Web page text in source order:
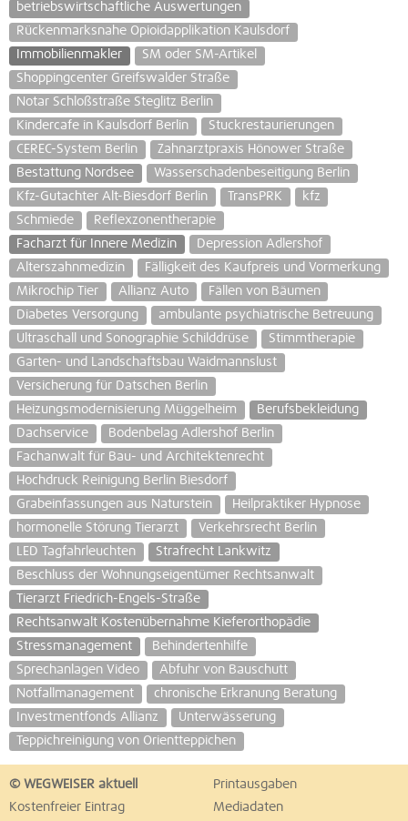
betriebswirtschaftliche Auswertungen
Rückenmarksnahe Opioidapplikation Kaulsdorf
Immobilienmakler
SM oder SM-Artikel
Shoppingcenter Greifswalder Straße
Notar Schloßstraße Steglitz Berlin
Kindercafe in Kaulsdorf Berlin
Stuckrestaurierungen
CEREC-System Berlin
Zahnarztpraxis Hönower Straße
Bestattung Nordsee
Wasserschadenbeseitigung Berlin
Kfz-Gutachter Alt-Biesdorf Berlin
TransPRK
kfz
Schmiede
Reflexzonentherapie
Facharzt für Innere Medizin
Depression Adlershof
Alterszahnmedizin
Fälligkeit des Kaufpreis und Vormerkung
Mikrochip Tier
Allianz Auto
Fällen von Bäumen
Diabetes Versorgung
ambulante psychiatrische Betreuung
Ultraschall und Sonographie Schilddrüse
Stimmtherapie
Garten- und Landschaftsbau Waidmannslust
Versicherung für Datschen Berlin
Heizungsmodernisierung Müggelheim
Berufsbekleidung
Dachservice
Bodenbelag Adlershof Berlin
Fachanwalt für Bau- und Architektenrecht
Hochdruck Reinigung Berlin Biesdorf
Grabeinfassungen aus Naturstein
Heilpraktiker Hypnose
hormonelle Störung Tierarzt
Verkehrsrecht Berlin
LED Tagfahrleuchten
Strafrecht Lankwitz
Beschluss der Wohnungseigentümer Rechtsanwalt
Tierarzt Friedrich-Engels-Straße
Rechtsanwalt Kostenübernahme Kieferorthopädie
Stressmanagement
Behindertenhilfe
Sprechanlagen Video
Abfuhr von Bauschutt
Notfallmanagement
chronische Erkranung Beratung
Investmentfonds Allianz
Unterwässerung
Teppichreinigung von Orientteppichen
© WEGWEISER aktuell
Printausgaben
Kostenfreier Eintrag
Mediadaten